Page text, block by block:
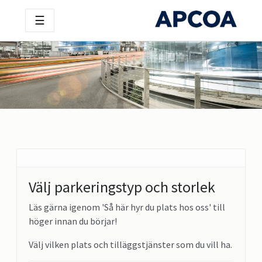
☰
Välj parkeringstyp och storlek
Läs gärna igenom 'Så här hyr du plats hos oss' till
höger innan du börjar!
Välj vilken plats och tilläggstjänster som du vill ha.